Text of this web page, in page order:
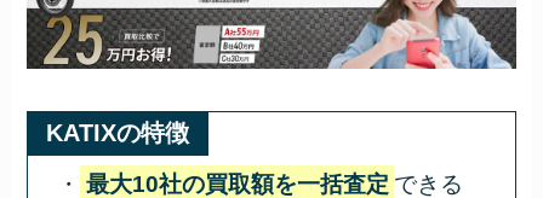
KATIXの特徴
・ 最大10社の買取額を一括査定 できる